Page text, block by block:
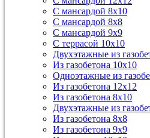
С мансардой 8х10
С мансардой 8х8
С мансардой 9х9
С террасой 10х10
Двухэтажные из
Из газобетона 10х10
Одноэтажные из
Из газобетона 12х12
Из газобетона 8х10
Двухэтажные из
Из газобетона 8х8
Из газобетона 9х9